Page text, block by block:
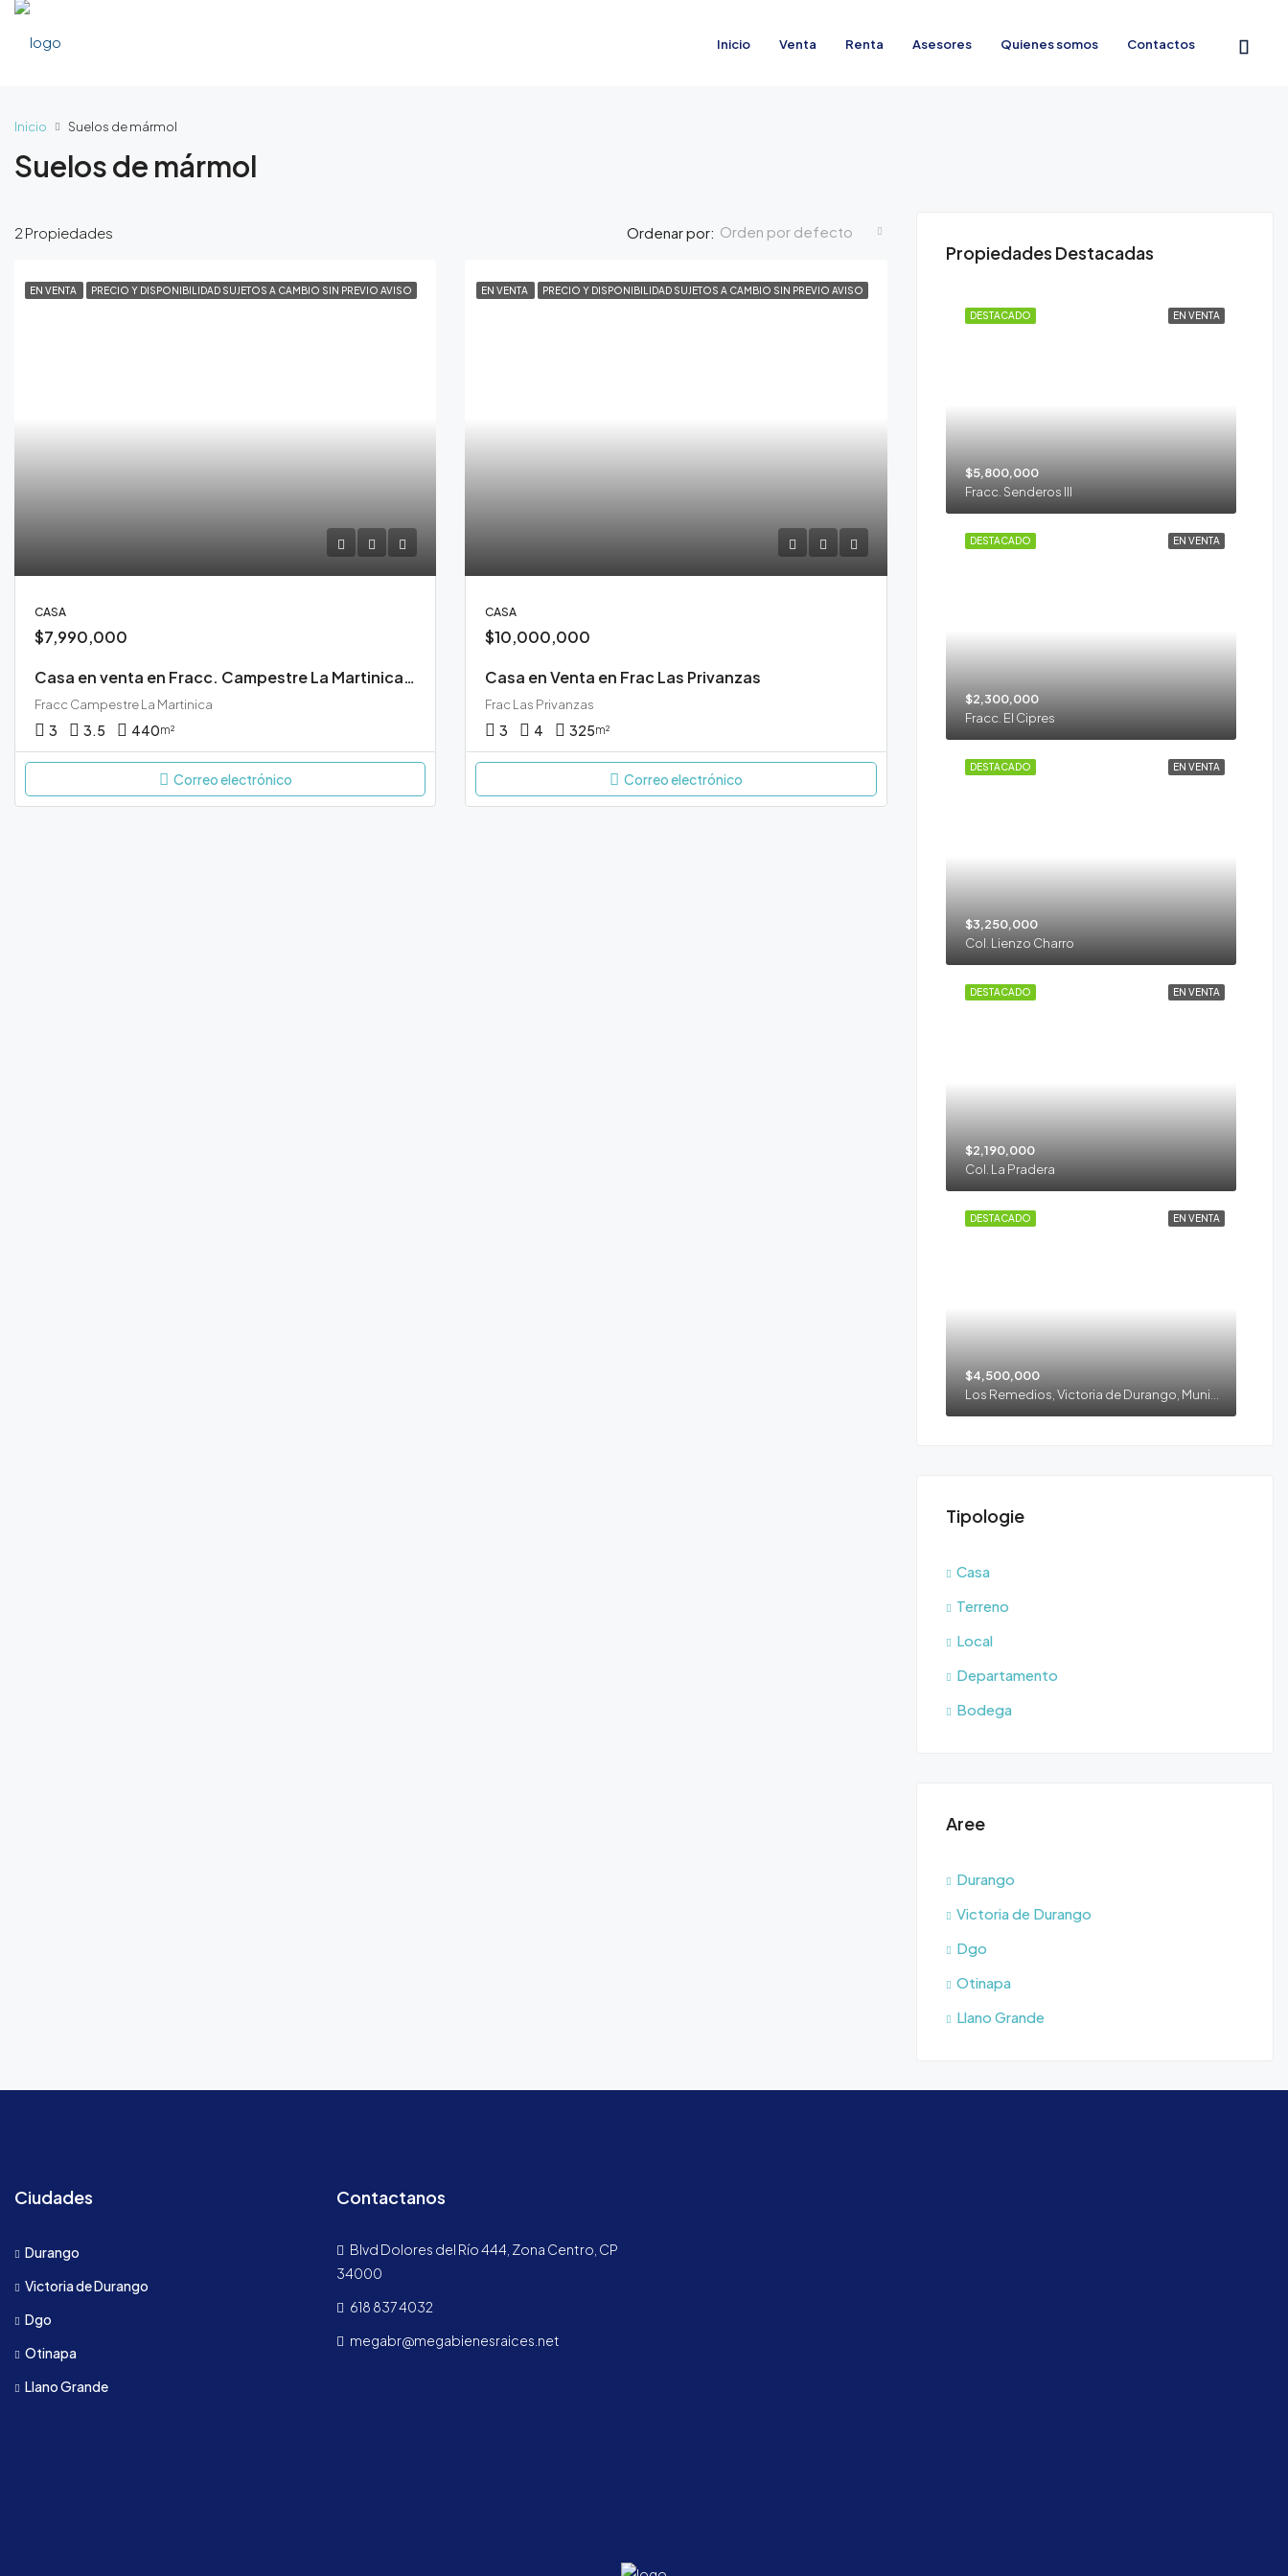
Inicio Venta Renta Asesores Quienes somos Contactos
Inicio Suelos de mármol
Suelos de mármol
2 Propiedades Ordenar por: Orden por defecto
EN VENTA PRECIO Y DISPONIBILIDAD SUJETOS A CAMBIO SIN PREVIO AVISO
CASA
$7,990,000
Casa en venta en Fracc. Campestre La Martinica Durango
Fracc Campestre La Martinica
3 3.5 440m²
Correo electrónico
EN VENTA PRECIO Y DISPONIBILIDAD SUJETOS A CAMBIO SIN PREVIO AVISO
CASA
$10,000,000
Casa en Venta en Frac Las Privanzas
Frac Las Privanzas
3 4 325m²
Correo electrónico
Propiedades Destacadas
EN VENTA
DESTACADO
$5,800,000
Fracc. Senderos III
EN VENTA
DESTACADO
$2,300,000
Fracc. El Cipres
EN VENTA
DESTACADO
$3,250,000
Col. Lienzo Charro
EN VENTA
DESTACADO
$2,190,000
Col. La Pradera
EN VENTA
DESTACADO
$4,500,000
Tipologie
Casa
Terreno
Local
Departamento
Bodega
Aree
Durango
Victoria de Durango
Dgo
Otinapa
Llano Grande
Ciudades
Durango
Victoria de Durango
Dgo
Otinapa
Llano Grande
Contactanos
Blvd Dolores del Río 444, Zona Centro, CP
34000
618 837 4032
megabr@megabienesraices.net